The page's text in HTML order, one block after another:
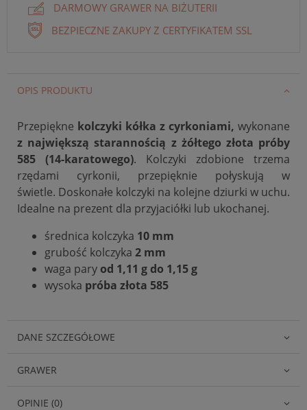
DARMOWY GRAWER NA BIŻUTERII
BEZPIECZNE ZAKUPY Z CERTYFIKATEM SSL
OPIS PRODUKTU
Przepiękne kolczyki kółka z cyrkoniami, wykonane
z największą starannością z żółtego złota próby
585 (14-karatowego). Kolczyki zdobione trzema
rzędami cyrkonii, przepięknie połyskują w
świetle. Doskonałe kolczyki na kolejne dziurki w uchu.
Idealne na prezent dla przyjaciółki lub ukochanej.
średnica kolczyka 10 mm
grubość kolczyka 2 mm
waga paryod 1,11 g do 1,15 g
wysoka próba złota 585
DANE SZCZEGÓŁOWE
GRAWER
OPINIE (0)